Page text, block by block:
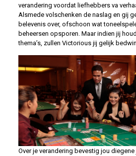
verandering voordat liefhebbers va
Alsmede volschenken de naslag en gij
belevenis over, ofschoon wat
beheersen opsporen. Maar indien jij
thema’s, zullen Victorious jij gelijk
Over je verandering bevestig jou